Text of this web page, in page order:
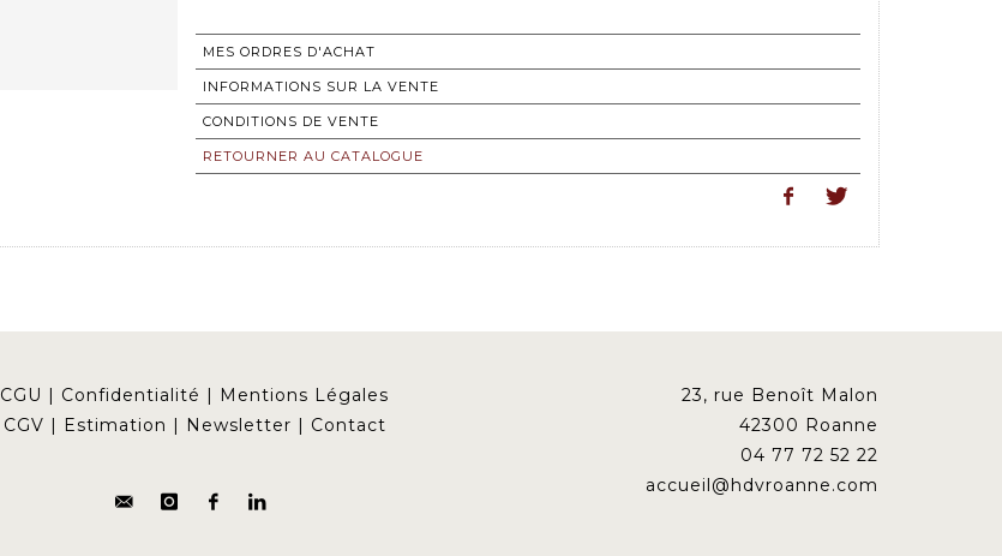
MES ORDRES D'ACHAT
INFORMATIONS SUR LA VENTE
CONDITIONS DE VENTE
RETOURNER AU CATALOGUE
CGU | Confidentialité | Mentions Légales
CGV | Estimation | Newsletter | Contact
23, rue Benoît Malon
42300 Roanne
04 77 72 52 22
accueil@hdvroanne.com